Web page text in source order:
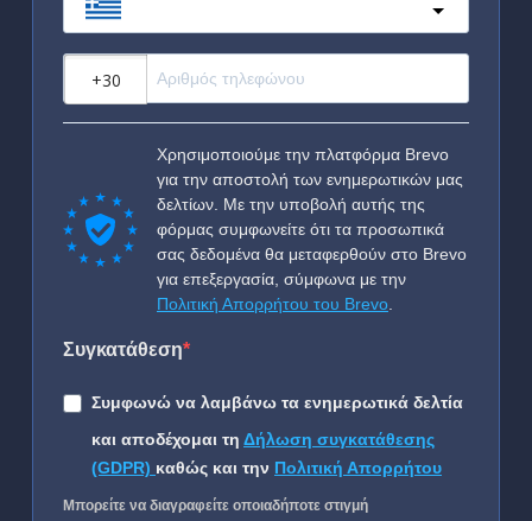
Χρησιμοποιούμε την πλατφόρμα Brevo
για την αποστολή των ενημερωτικών μας
δελτίων. Με την υποβολή αυτής της
φόρμας συμφωνείτε ότι τα προσωπικά
σας δεδομένα θα μεταφερθούν στο Brevo
για επεξεργασία, σύμφωνα με την
Πολιτική Απορρήτου του Brevo
Συγκατάθεση
Συμφωνώ να λαμβάνω τα ενημερωτικά δελτία
και αποδέχομαι τη Δήλωση συγκατάθεσης
(GDPR) καθώς και την Πολιτική Απορρήτου
Μπορείτε να διαγραφείτε οποιαδήποτε στιγμή